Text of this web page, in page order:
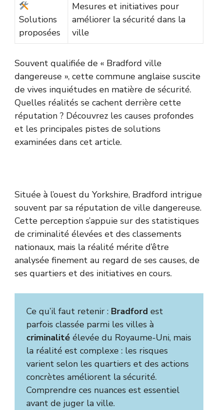
Solutions
proposées
Mesures et initiatives pour
améliorer la sécurité dans la
ville
Souvent qualifiée de « Bradford ville
dangereuse », cette commune anglaise suscite
de vives inquiétudes en matière de sécurité.
Quelles réalités se cachent derrière cette
réputation ? Découvrez les causes profondes
et les principales pistes de solutions
examinées dans cet article.
Située à l’ouest du Yorkshire, Bradford intrigue
souvent par sa réputation de ville dangereuse.
Cette perception s’appuie sur des statistiques
de criminalité élevées et des classements
nationaux, mais la réalité mérite d’être
analysée finement au regard de ses causes, de
ses quartiers et des initiatives en cours.
Ce qu’il faut retenir : Bradford est
parfois classée parmi les villes à
criminalité élevée du Royaume-Uni, mais
la réalité est complexe : les risques
varient selon les quartiers et des actions
concrètes améliorent la sécurité.
Comprendre ces nuances est essentiel
avant de juger la ville.